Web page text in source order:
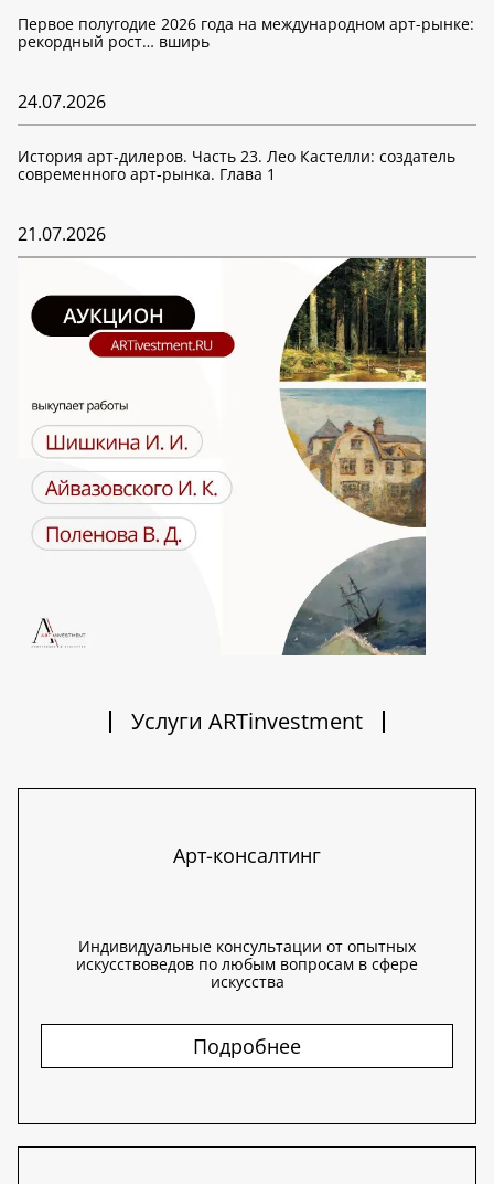
Первое полугодие 2026 года на международном арт-рынке:
рекордный рост… вширь
24.07.2026
История арт-дилеров. Часть 23. Лео Кастелли: создатель
современного арт-рынка. Глава 1
21.07.2026
Услуги ARTinvestment
Арт-консалтинг
Индивидуальные консультации от опытных
искусствоведов по любым вопросам в сфере
искусства
Подробнее